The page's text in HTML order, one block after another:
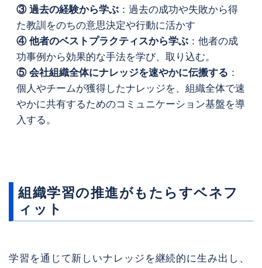
③ 過去の経験から学ぶ ：過去の成功や失敗から得
た教訓をのちの意思決定や行動に活かす
④ 他者のベストプラクティスから学ぶ ：他者の成
功事例から効果的な手法を学び、取り込む。
⑤ 会社組織全体にナレッジを速やかに伝搬する ：
個人やチームが獲得したナレッジを、組織全体で速
やかに共有するためのコミュニケーション基盤を導
入する。
組織学習の推進がもたらすベネフ
ィット
学習を通じて新しいナレッジを継続的に生み出し、